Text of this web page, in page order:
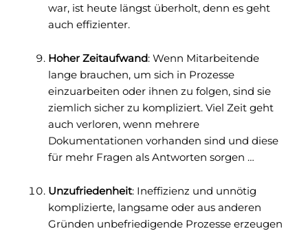
war, ist heute längst überholt, denn es geht
auch effizienter.
Hoher Zeitaufwand: Wenn Mitarbeitende
lange brauchen, um sich in Prozesse
einzuarbeiten oder ihnen zu folgen, sind sie
ziemlich sicher zu kompliziert. Viel Zeit geht
auch verloren, wenn mehrere
Dokumentationen vorhanden sind und diese
für mehr Fragen als Antworten sorgen …
Unzufriedenheit: Ineffizienz und unnötig
komplizierte, langsame oder aus anderen
Gründen unbefriedigende Prozesse erzeugen